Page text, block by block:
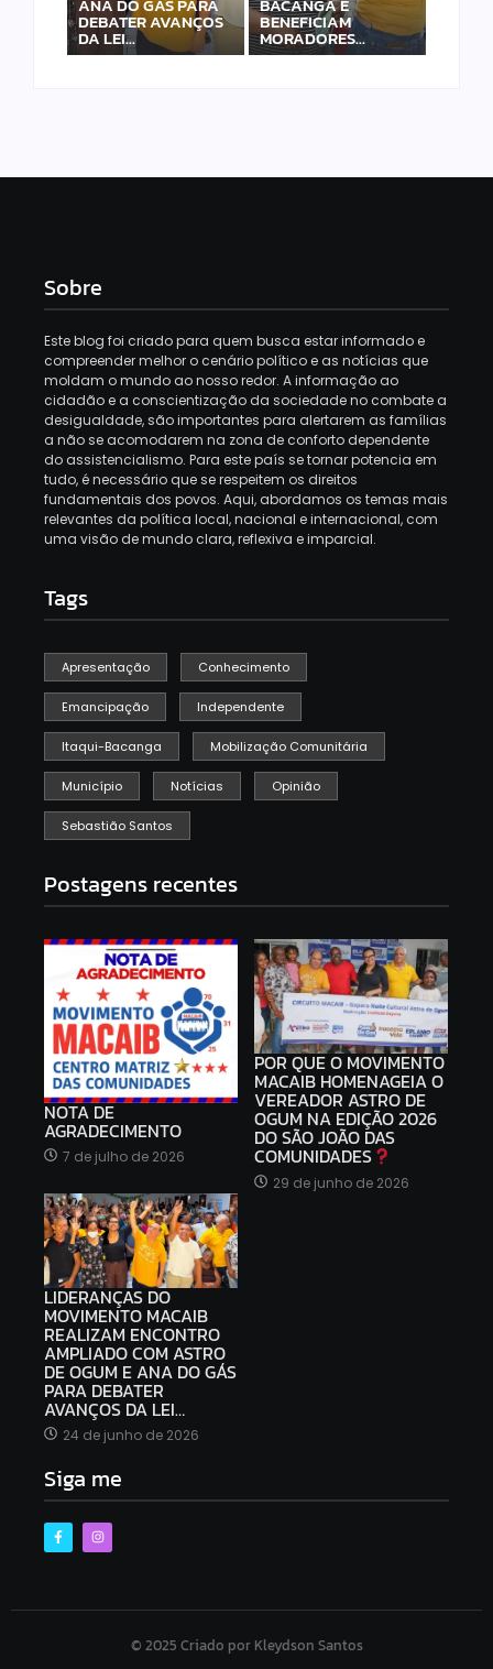
DEBATER AVANÇOS
DA LEI…
BENEFICIAM
MORADORES…
Sobre
Este blog foi criado para quem busca estar informado e
compreender melhor o cenário político e as notícias que
moldam o mundo ao nosso redor. A informação ao
cidadão e a conscientização da sociedade no combate a
desigualdade, são importantes para alertarem as famílias
a não se acomodarem na zona de conforto dependente
do assistencialismo. Para este país se tornar potencia em
tudo, é necessário que se respeitem os direitos
fundamentais dos povos. Aqui, abordamos os temas mais
relevantes da política local, nacional e internacional, com
uma visão de mundo clara, reflexiva e imparcial.
Tags
Apresentação Conhecimento
Emancipação Independente
Itaqui-Bacanga Mobilização Comunitária
Município Notícias Opinião
Sebastião Santos
Postagens recentes
NOTA DE
AGRADECIMENTO
7 de julho de 2026
POR QUE O MOVIMENTO
MACAIB HOMENAGEIA O
VEREADOR ASTRO DE
OGUM NA EDIÇÃO 2026
DO SÃO JOÃO DAS
COMUNIDADES
29 de junho de 2026
LIDERANÇAS DO
MOVIMENTO MACAIB
REALIZAM ENCONTRO
AMPLIADO COM ASTRO
DE OGUM E ANA DO GÁS
PARA DEBATER
AVANÇOS DA LEI…
24 de junho de 2026
Siga me
© 2025 Criado por Kleydson Santos